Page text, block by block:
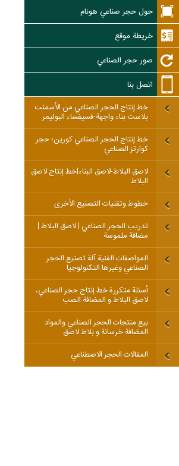
حول حجر صناعي هونام
خريطة موقع
صور حجر الصناعي
اتصل بنا
خط إنتاج الحجر الصناعي من الأسمنت
بلاست بناء واجهة-فسيفساء البوليمر
خط إنتاج الحجر الصناعي كورين؛ حجر
كوارتز الصناعي
لاصق البلاط-لاصق البناء|خط إنتاج لاصق
البلاط
خطوط وتقنيات التصنيع الأخرى
تدريب الحجر الصناعي | لاصق البلاط |
مضافة ملموسة
المواصفات الفنية آلة تصنيع الحجر
الصناعي وغيرها التكنولوجيا
أسئلة متكررة خط إنتاج حجر الصناعي،
لاصق البلاط و المضافة الصب
بيع منتجات الحجر الصناعي والمواد
المضافة خرسانة و بلاط لاصق
المقالات الحجر الاصطناعي